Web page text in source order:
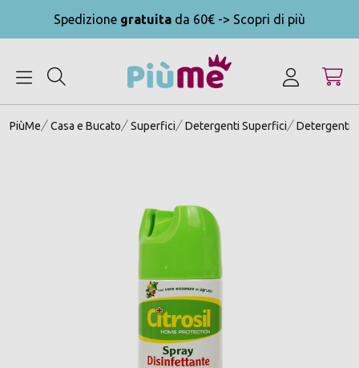
Spedizione gratuita da 60€ -> Scopri di più
PiùMe Casa e Bucato Superfici Detergenti Superfici Detergenti